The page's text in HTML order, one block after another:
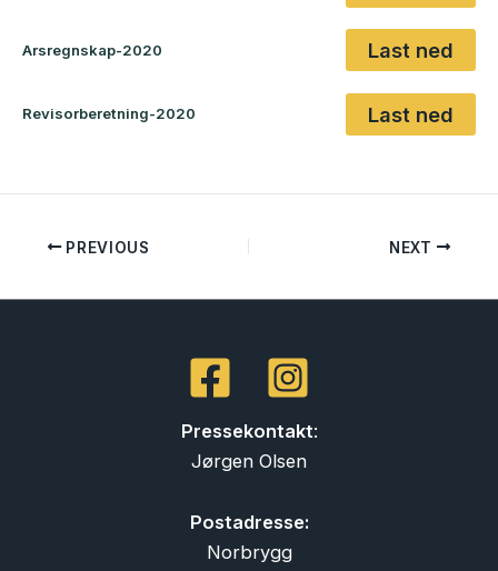
Arsregnskap-2020 Last ned
Revisorberetning-2020 Last ned
PREVIOUS NEXT
Pressekontakt:
Jørgen Olsen
Postadresse:
Norbrygg